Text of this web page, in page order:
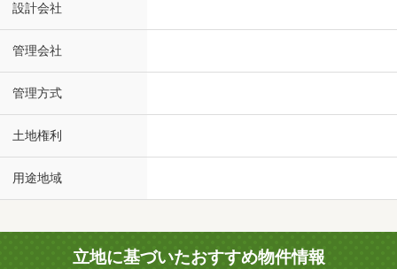
設計会社
管理会社
管理方式
土地権利
用途地域
立地に基づいたおすすめ物件情報